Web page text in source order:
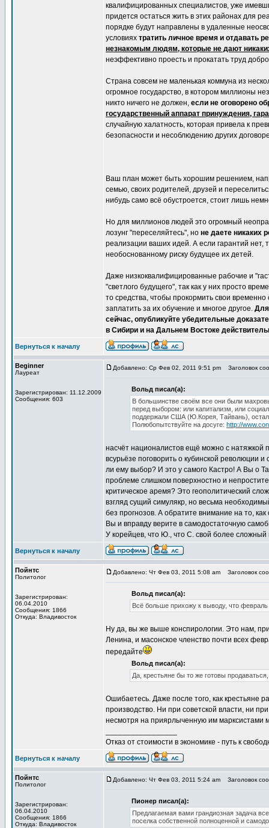
квалифицированных специалистов, уже
придется остаться жить в этих районах для
порядке будут направлены в удаленные
условиях тратить личное время и отдавать
незнакомым людям, которые не дают
неэффективно проесть и прокатать труд
Страна совсем не маленькая коммуна из
огромное государство, в котором миллионы
никто ничего не должен, если не оговорено
государственный аппарат принуждения,
случайную халатность, которая привела к
безопасности и несоблюдению других
Ваш план может быть хорошим решением,
семью, своих родителей, друзей и
нибудь само всё обустроется, стоит лишь
Но для миллионов людей это огромный
лозунг "переселяйтесь", но не даете никаких
реализации ваших идей. А если гарантий нет,
необоснованному риску будущее их детей.
Даже низкоквалифицированные рабочие и
"светлого будущего", так как у них просто
то средства, чтобы прокормить свои
заплатить за их обучение и многое другое. Для
сейчас, опубликуйте убедительные
в Сибири и на Дальнем Востоке
Вернуться к началу
Beginner
Лауреат
Зарегистрирован: 11.12.2009
Сообщения: 603
Добавлено: Ср Фев 02, 2011 9:51 pm Заголовок
Вольд писал(а):
В большинстве своём все они были
перед выбором: или капитализм, или
поддержали США (Ю.Корея, Тайвань),
Полюбопытствуйте на досуге: http://
насчёт националистов ещё можно с натяжкой
всурьёзе поговорить о кубинской революции
ли ему выбор? И это у самого Кастро! А Вы о
проблеме слишком поверхностно и
критическое аремя? Это геополитический
взгляд сущий симулякр, но весьма
без прогнозов. А обратите внимание на то,
Вы и вправду верите в самодостаточную
У корейцев, что Ю., что С. свой более сложный
Вернуться к началу
Пойнтс
Политолог
Зарегистрирован:
06.04.2010
Сообщения: 1866
Откуда: Владивосток
Добавлено: Чт Фев 03, 2011 5:08 am Заголовок
Вольд писал(а):
Всё больше прихожу к выводу, что февраль
Ну да, вы же выше конспирологии. Это нам,
Ленина, и масонское членство почти всех
передайте
Вольд писал(а):
Да, крестьяне бы то же готовы
Ошибаетесь. Даже после того, как крестьяне
производство. Ни при советской власти, ни
несмотря на приярлыченную им марксистами
Отказ от стоимости в экономике - путь к
Вернуться к началу
Пойнтс
Политолог
Зарегистрирован:
06.04.2010
Сообщения: 1866
Откуда: Владивосток
Добавлено: Чт Фев 03, 2011 5:24 am Заголовок
Пионер писал(а):
Предлагаемая вами грандиозная задача
поселка собственной полноценной и